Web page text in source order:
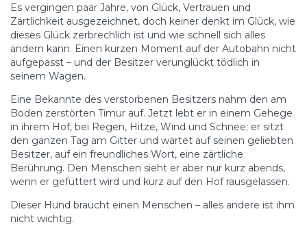
Es vergingen paar Jahre, von Glück, Vertrauen und
Zärtlichkeit ausgezeichnet, doch keiner denkt im Glück, wie
dieses Glück zerbrechlich ist und wie schnell sich alles
ändern kann. Einen kurzen Moment auf der Autobahn nicht
aufgepasst – und der Besitzer verunglückt tödlich in
seinem Wagen.
Eine Bekannte des verstorbenen Besitzers nahm den am
Boden zerstörten Timur auf. Jetzt lebt er in einem Gehege
in ihrem Hof, bei Regen, Hitze, Wind und Schnee; er sitzt
den ganzen Tag am Gitter und wartet auf seinen geliebten
Besitzer, auf ein freundliches Wort, eine zärtliche
Berührung. Den Menschen sieht er aber nur kurz abends,
wenn er gefüttert wird und kurz auf den Hof rausgelassen.
Dieser Hund braucht einen Menschen – alles andere ist ihm
nicht wichtig.